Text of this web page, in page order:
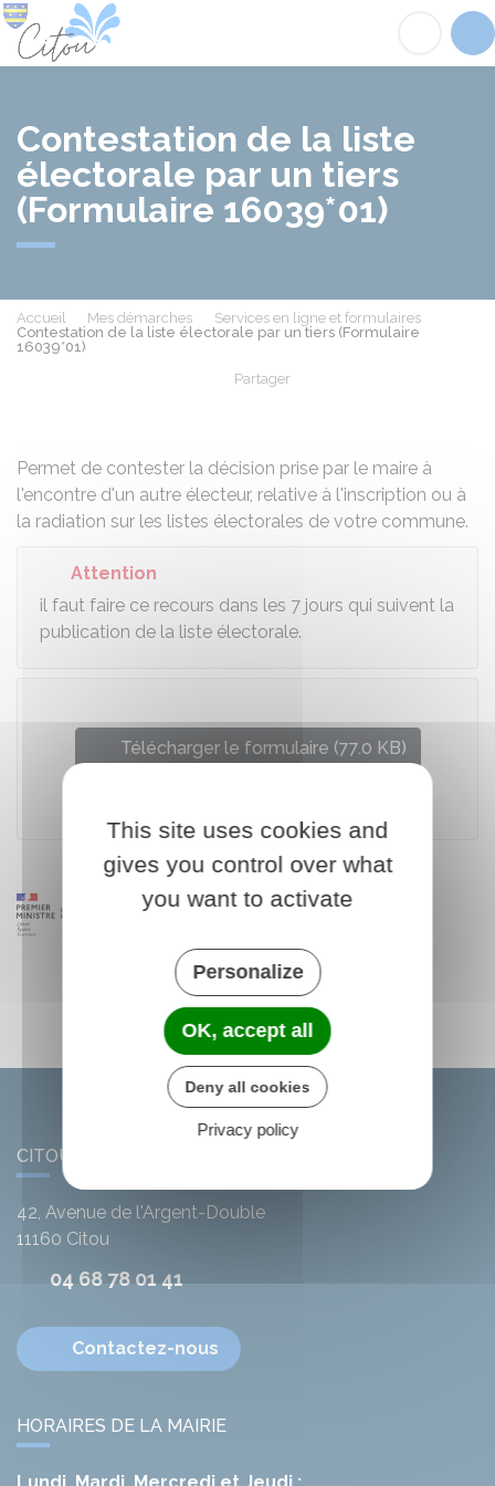
Contestation de la liste
électorale par un tiers
(Formulaire 16039*01)
Accueil Mes démarches
Services en ligne et formulaires
Contestation de la liste électorale par un tiers (Formulaire
16039*01)
Partager
Permet de contester la décision prise par le maire à
l'encontre d'un autre électeur, relative à l'inscription ou à
la radiation sur les listes électorales de votre commune.
Attention
il faut faire ce recours dans les 7 jours qui suivent la
publication de la liste électorale.
Télécharger le formulaire (77.0 KB)
CITOU
42, Avenue de l'Argent-Double
11160 Citou
04 68 78 01 41
Contactez-nous
HORAIRES DE LA MAIRIE
Lundi, Mardi, Mercredi et Jeudi :
This site uses cookies and
gives you control over what
you want to activate
Personalize
OK, accept all
Deny all cookies
Privacy policy